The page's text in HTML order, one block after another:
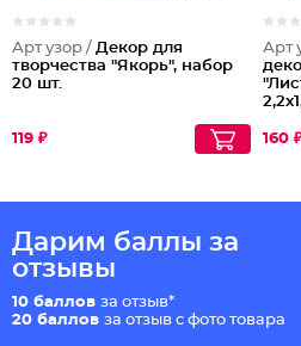
Арт узор / Декор для
творчества "Якорь", набор
20 шт.
119 ₽
Арт
160
Дарим баллы за
отзывы
10 баллов за отзыв*
20 баллов за отзыв с фото товара